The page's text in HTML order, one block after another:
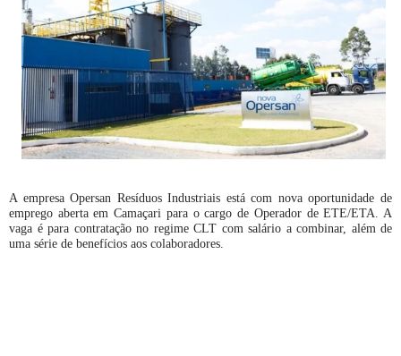
A empresa Opersan Resíduos Industriais está com nova oportunidade de
emprego aberta em Camaçari para o cargo de Operador de ETE/ETA. A
vaga é para contratação no regime CLT com salário a combinar, além de
uma série de benefícios aos colaboradores.